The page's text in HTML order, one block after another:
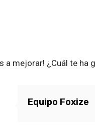
a mejorar! ¿Cuál te
Equipo Foxize